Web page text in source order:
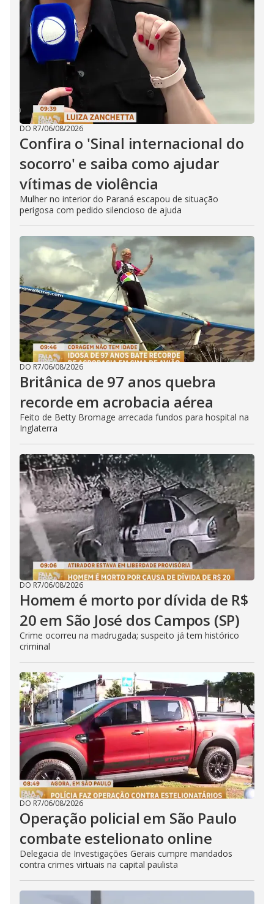
DO R7/06/08/2026
Confira o 'Sinal internacional do
socorro' e saiba como ajudar
vítimas de violência
Mulher no interior do Paraná escapou de situação
perigosa com pedido silencioso de ajuda
DO R7/06/08/2026
Britânica de 97 anos quebra
recorde em acrobacia aérea
Feito de Betty Bromage arrecada fundos para hospital na
Inglaterra
DO R7/06/08/2026
Homem é morto por dívida de R$
20 em São José dos Campos (SP)
Crime ocorreu na madrugada; suspeito já tem histórico
criminal
DO R7/06/08/2026
Operação policial em São Paulo
combate estelionato online
Delegacia de Investigações Gerais cumpre mandados
contra crimes virtuais na capital paulista